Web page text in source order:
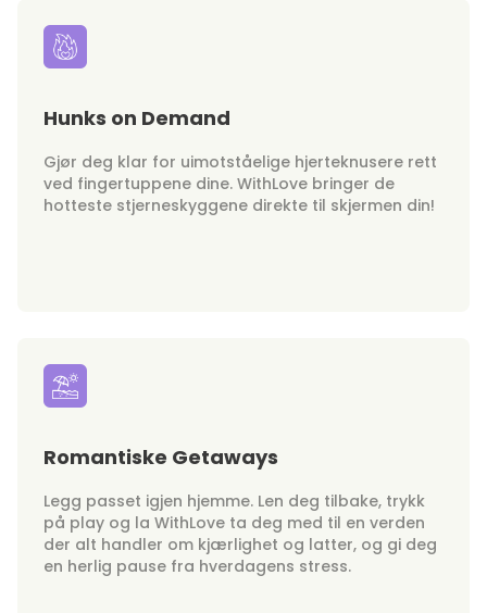
Hunks on Demand
Gjør deg klar for uimotståelige hjerteknusere rett
ved fingertuppene dine. WithLove bringer de
hotteste stjerneskyggene direkte til skjermen din!
Romantiske Getaways
Legg passet igjen hjemme. Len deg tilbake, trykk
på play og la WithLove ta deg med til en verden
der alt handler om kjærlighet og latter, og gi deg
en herlig pause fra hverdagens stress.